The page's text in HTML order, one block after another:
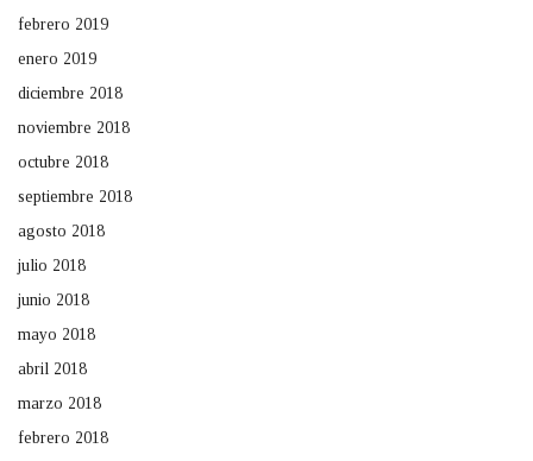
febrero 2019
enero 2019
diciembre 2018
noviembre 2018
octubre 2018
septiembre 2018
agosto 2018
julio 2018
junio 2018
mayo 2018
abril 2018
marzo 2018
febrero 2018